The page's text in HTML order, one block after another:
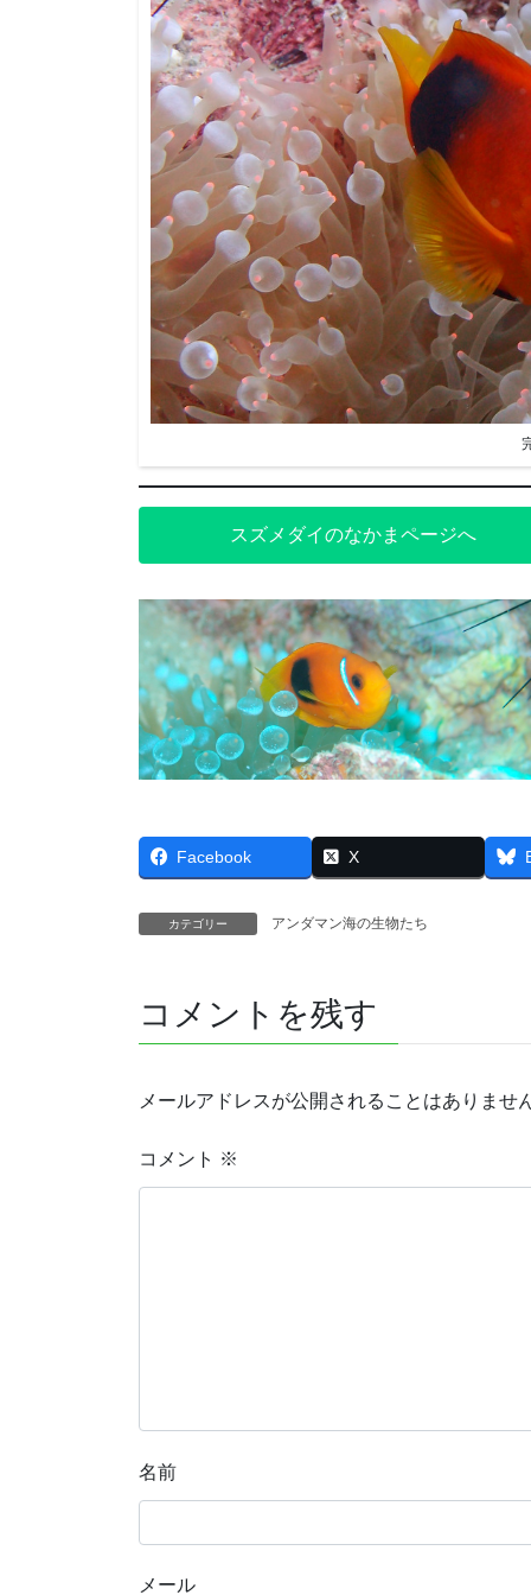
スズメダイのなかまページへ
Facebook X
カテゴリー アンダマン海の生物たち
コメントを残す
メールアドレスが公開されることはありませ
コメント ※
名前
メール